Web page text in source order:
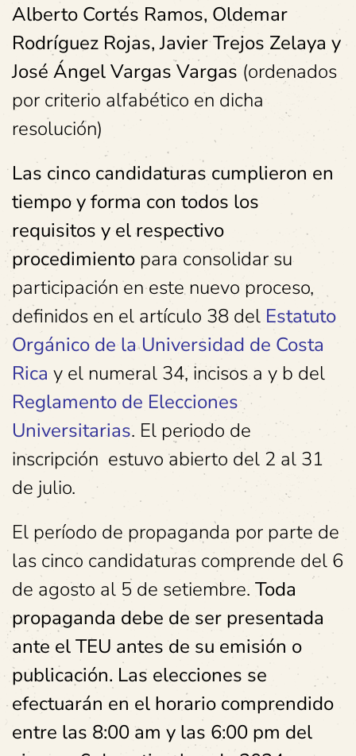
Alberto Cortés Ramos, Oldemar
Rodríguez Rojas, Javier Trejos Zelaya y
José Ángel Vargas Vargas (ordenados
por criterio alfabético en dicha
resolución)
Las cinco candidaturas cumplieron en
tiempo y forma con todos los
requisitos y el respectivo
procedimiento para consolidar su
participación en este nuevo proceso,
definidos en el artículo 38 del Estatuto
Orgánico de la Universidad de Costa
Rica y el numeral 34, incisos a y b del
Reglamento de Elecciones
Universitarias. El periodo de
inscripción estuvo abierto del 2 al 31
de julio.
El período de propaganda por parte de
las cinco candidaturas comprende del 6
de agosto al 5 de setiembre. Toda
propaganda debe de ser presentada
ante el TEU antes de su emisión o
publicación. Las elecciones se
efectuarán en el horario comprendido
entre las 8:00 am y las 6:00 pm del